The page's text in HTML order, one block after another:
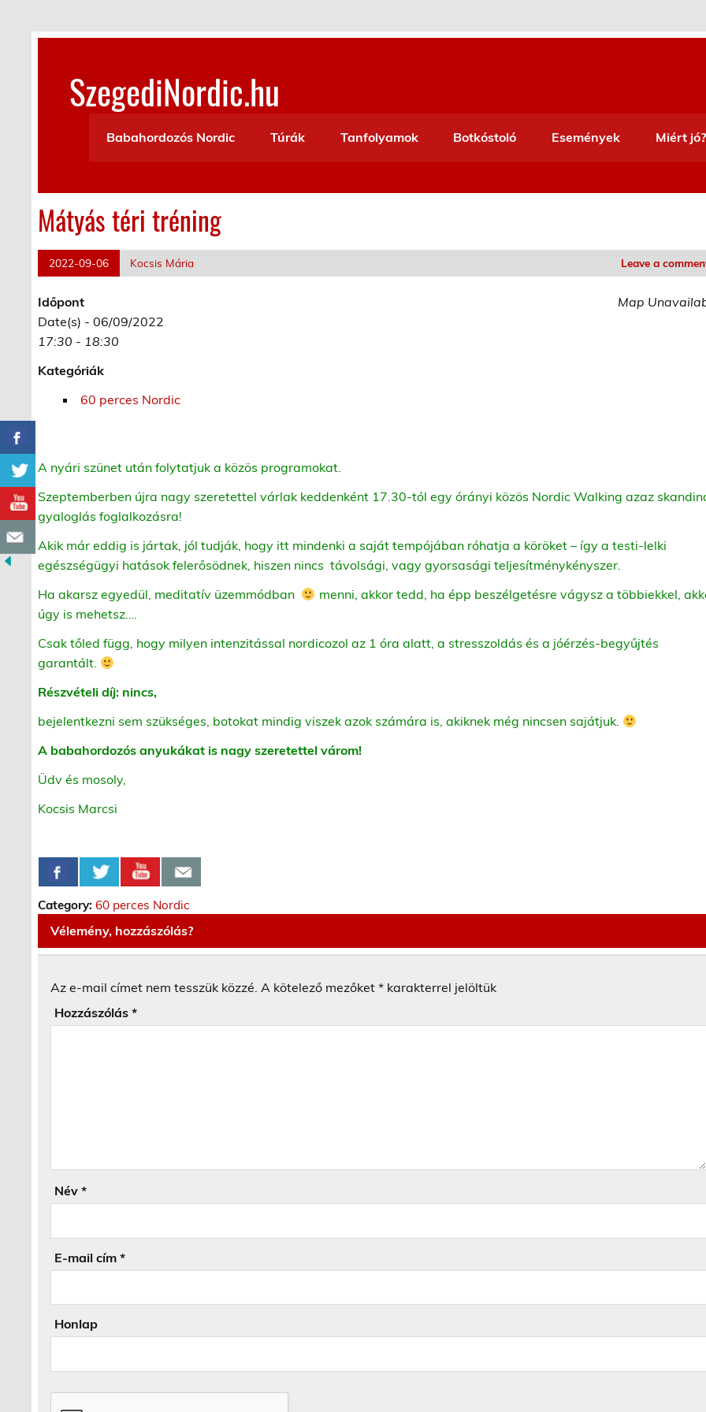
content
SzegediNordic.hu
Babahordozós Nordic
Túrák Tanfolyamok Botkóstoló Események Miért jó?
Mátyás téri tréning
2022-09-06 Kocsis Mária Leave a
Map
Időpont
Date(s) - 06/09/2022
17:30 - 18:30
Kategóriák
60 perces Nordic
A nyári szünet után folytatjuk a közös programokat.
Szeptemberben újra nagy szeretettel várlak keddenként 17.30-tól egy órányi közös Nordic Walking azaz
gyaloglás foglalkozásra!
Akik már eddig is jártak, jól tudják, hogy itt mindenki a saját tempójában róhatja a köröket – így a testi-lelki
egészségügyi hatások felerősödnek, hiszen nincs távolsági, vagy gyorsasági teljesítménykényszer.
Ha akarsz egyedül, meditatív üzemmódban
menni, akkor tedd, ha épp beszélgetésre vágysz a többiekkel,
úgy is mehetsz….
Csak tőled függ, hogy milyen intenzitással nordicozol az 1 óra alatt, a stresszoldás és a jóérzés-begyűjtés
garantált.
Részvételi díj: nincs,
bejelentkezni sem szükséges, botokat mindig viszek azok számára is, akiknek még nincsen sajátjuk.
A babahordozós anyukákat is nagy szeretettel várom!
Üdv és mosoly,
Kocsis Marcsi
Category:60 perces Nordic
Vélemény, hozzászólás?
Az e-mail címet nem tesszük közzé. A kötelező mezőket* karakterrel jelöltük
Hozzászólás*
Név*
E-mail cím*
Honlap